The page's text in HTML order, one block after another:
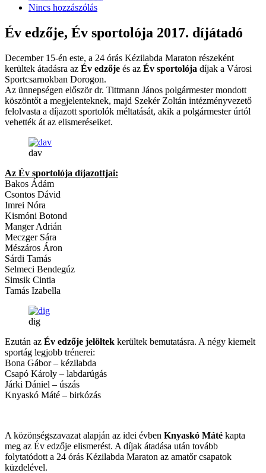
Nincs hozzászólás
Év edzője, Év sportolója 2017. díjátadó
December 15-én este, a 24 órás Kézilabda Maraton részeként
kerültek átadásra az Év edzője és az Év sportolója díjak a Városi
Sportcsarnokban Dorogon.
Az ünnepségen először dr. Tittmann János polgármester mondott
köszöntőt a megjelenteknek, majd Szekér Zoltán intézményvezető
felolvasta a díjazott sportolók méltatását, akik a polgármester úrtól
vehették át az elismeréseiket.
dav
Az Év sportolója díjazottjai:
Bakos Ádám
Csontos Dávid
Imrei Nóra
Kismóni Botond
Manger Adrián
Meczger Sára
Mészáros Áron
Sárdi Tamás
Selmeci Bendegúz
Simsik Cintia
Tamás Izabella
dig
Ezután az Év edzője jelöltek kerültek bemutatásra. A négy kiemelt
sportág legjobb trénerei:
Bona Gábor – kézilabda
Csapó Károly – labdarúgás
Járki Dániel – úszás
Knyaskó Máté – birkózás
A közönségszavazat alapján az idei évben Knyaskó Máté kapta
meg az Év edzője elismerést. A díjak átadása után tovább
folytatódott a 24 órás Kézilabda Maraton az amatőr csapatok
küzdelével.